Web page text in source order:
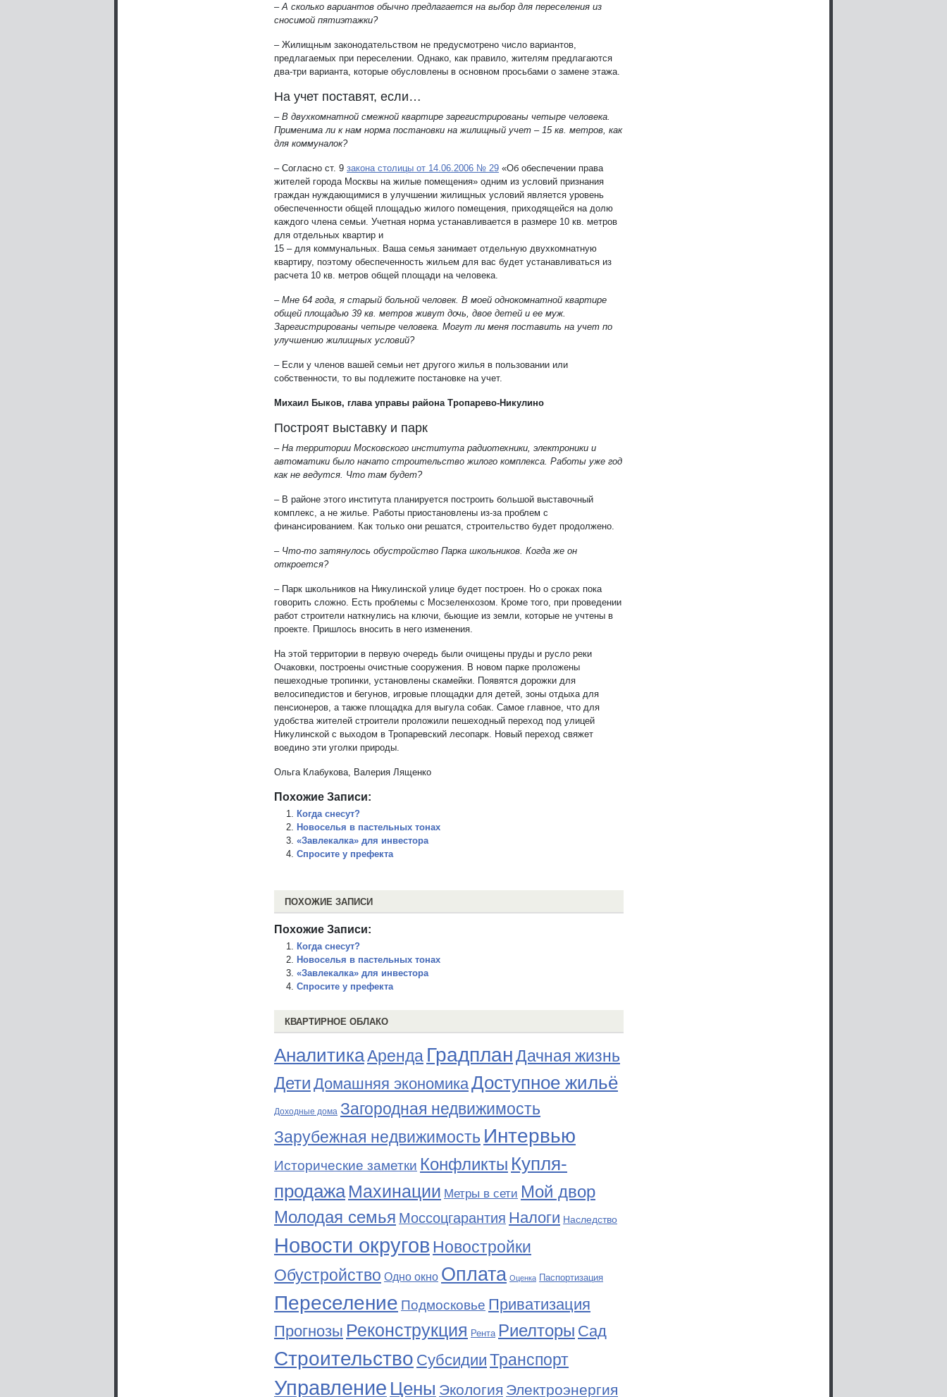
– А сколько вариантов обычно предлагается на выбор для переселения из
сносимой пятиэтажки?
– Жилищным законодательством не предусмотрено число вариантов,
предлагаемых при переселении. Однако, как правило, жителям предлагаются
два-три варианта, которые обусловлены в основном просьбами о замене этажа.
На учет поставят, если…
– В двухкомнатной смежной квартире зарегистрированы четыре человека.
Применима ли к нам норма постановки на жилищный учет – 15 кв. метров, как
для коммуналок?
– Согласно ст. 9 закона столицы от 14.06.2006 № 29 «Об обеспечении права
жителей города Москвы на жилые помещения» одним из условий признания
граждан нуждающимися в улучшении жилищных условий является уровень
обеспеченности общей площадью жилого помещения, приходящейся на долю
каждого члена семьи. Учетная норма устанавливается в размере 10 кв. метров
для отдельных квартир и
15 – для коммунальных. Ваша семья занимает отдельную двухкомнатную
квартиру, поэтому обеспеченность жильем для вас будет устанавливаться из
расчета 10 кв. метров общей площади на человека.
– Мне 64 года, я старый больной человек. В моей однокомнатной квартире
общей площадью 39 кв. метров живут дочь, двое детей и ее муж.
Зарегистрированы четыре человека. Могут ли меня поставить на учет по
улучшению жилищных условий?
– Если у членов вашей семьи нет другого жилья в пользовании или
собственности, то вы подлежите постановке на учет.
Михаил Быков, глава управы района Тропарево-Никулино
Построят выставку и парк
– На территории Московского института радиотехники, электроники и
автоматики было начато строительство жилого комплекса. Работы уже год
как не ведутся. Что там будет?
– В районе этого института планируется построить большой выставочный
комплекс, а не жилье. Работы приостановлены из-за проблем с
финансированием. Как только они решатся, строительство будет продолжено.
– Что-то затянулось обустройство Парка школьников. Когда же он
откроется?
– Парк школьников на Никулинской улице будет построен. Но о сроках пока
говорить сложно. Есть проблемы с Мосзеленхозом. Кроме того, при проведении
работ строители наткнулись на ключи, бьющие из земли, которые не учтены в
проекте. Пришлось вносить в него изменения.
На этой территории в первую очередь были очищены пруды и русло реки
Очаковки, построены очистные сооружения. В новом парке проложены
пешеходные тропинки, установлены скамейки. Появятся дорожки для
велосипедистов и бегунов, игровые площадки для детей, зоны отдыха для
пенсионеров, а также площадка для выгула собак. Самое главное, что для
удобства жителей строители проложили пешеходный переход под улицей
Никулинской с выходом в Тропаревский лесопарк. Новый переход свяжет
воедино эти уголки природы.
Ольга Клабукова, Валерия Лященко
Похожие Записи:
Когда снесут?
Новоселья в пастельных тонах
«Завлекалка» для инвестора
Спросите у префекта
ПОХОЖИЕ ЗАПИСИ
Похожие Записи:
Когда снесут?
Новоселья в пастельных тонах
«Завлекалка» для инвестора
Спросите у префекта
КВАРТИРНОЕ ОБЛАКО
АналитикаАренда ГрадпланДачная жизнь
Дети Домашняя экономикаДоступное жильё
Доходные дома Загородная недвижимость
Зарубежная недвижимость Интервью
Исторические заметки Конфликты Купля-
продажа Махинации Метры в сети Мой двор
Молодая семья Моссоцгарантия Налоги Наследство
Новости округов Новостройки
Обустройство Одно окно Оплата Оценка Паспортизация
Переселение Подмосковье Приватизация
Прогнозы Реконструкция Рента Риелторы Сад
Строительство Субсидии Транспорт
Управление Цены Экология Электроэнергия